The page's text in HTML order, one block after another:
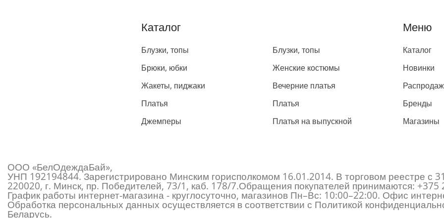
Каталог
Блузки, топы
Брюки, юбки
Жакеты, пиджаки
Платья
Джемперы
Блузки, топы
Женские костюмы
Вечерние платья
Платья
Платья на выпускной
Меню
Каталог
Новинки
Бренды
Магазины
ООО «БелОдеждаБай»,
УНП 192194844. Зарегистрировано Минским горисполкомом 16.01.2014. В торговом реестре с
220020, г. Минск, пр. Победителей, 73/1, каб. 178/7.Обращения покупателей принимаются:+375
График работы интернет-магазина - круглосуточно, магазинов Пн–Вс: 10:00–22:00. Офис
Обработка персональных данных осуществляется в соответствии с Политикой
Беларусь.